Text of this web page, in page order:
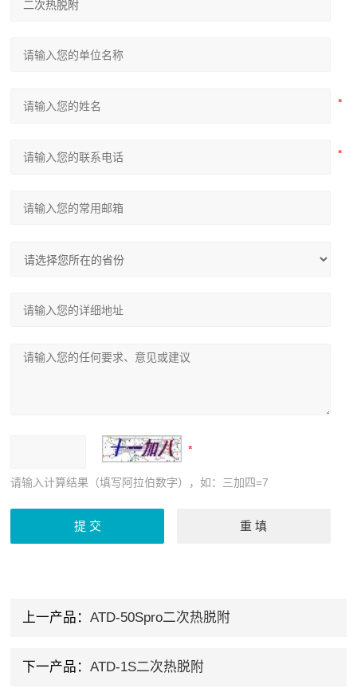
请输入计算结果（填写阿拉伯数字），如：三加四=7
上一产品： ATD-50Spro二次热脱附
下一产品： ATD-1S二次热脱附